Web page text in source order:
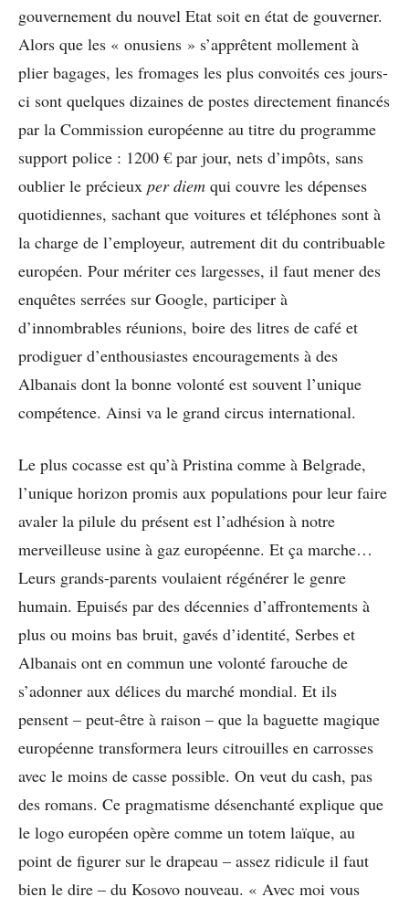
gouvernement du nouvel Etat soit en état de gouverner.
Alors que les « onusiens » s’apprêtent mollement à
plier bagages, les fromages les plus convoités ces jours-
ci sont quelques dizaines de postes directement financés
par la Commission européenne au titre du programme
support police : 1200 € par jour, nets d’impôts, sans
oublier le précieux per diem qui couvre les dépenses
quotidiennes, sachant que voitures et téléphones sont à
la charge de l’employeur, autrement dit du contribuable
européen. Pour mériter ces largesses, il faut mener des
enquêtes serrées sur Google, participer à
d’innombrables réunions, boire des litres de café et
prodiguer d’enthousiastes encouragements à des
Albanais dont la bonne volonté est souvent l’unique
compétence. Ainsi va le grand circus international.
Le plus cocasse est qu’à Pristina comme à Belgrade,
l’unique horizon promis aux populations pour leur faire
avaler la pilule du présent est l’adhésion à notre
merveilleuse usine à gaz européenne. Et ça marche…
Leurs grands-parents voulaient régénérer le genre
humain. Epuisés par des décennies d’affrontements à
plus ou moins bas bruit, gavés d’identité, Serbes et
Albanais ont en commun une volonté farouche de
s’adonner aux délices du marché mondial. Et ils
pensent – peut-être à raison – que la baguette magique
européenne transformera leurs citrouilles en carrosses
avec le moins de casse possible. On veut du cash, pas
des romans. Ce pragmatisme désenchanté explique que
le logo européen opère comme un totem laïque, au
point de figurer sur le drapeau – assez ridicule il faut
bien le dire – du Kosovo nouveau. « Avec moi vous